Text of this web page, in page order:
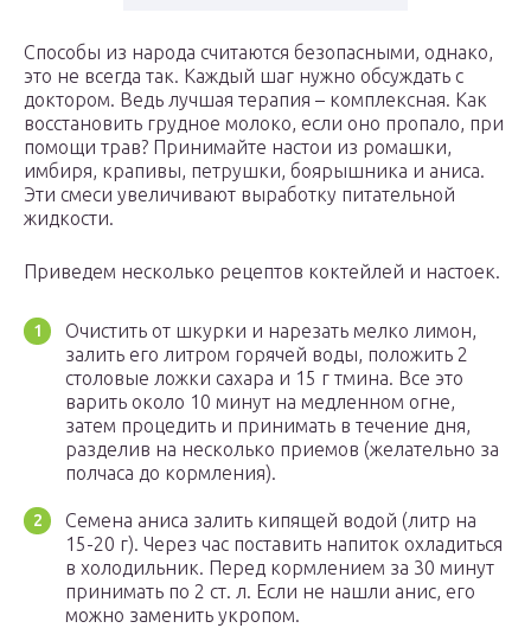
Способы из народа считаются безопасными, однако,
это не всегда так. Каждый шаг нужно обсуждать с
доктором. Ведь лучшая терапия – комплексная. Как
восстановить грудное молоко, если оно пропало, при
помощи трав? Принимайте настои из ромашки,
имбиря, крапивы, петрушки, боярышника и аниса.
Эти смеси увеличивают выработку питательной
жидкости.
Приведем несколько рецептов коктейлей и настоек.
Очистить от шкурки и нарезать мелко лимон,
залить его литром горячей воды, положить 2
столовые ложки сахара и 15 г тмина. Все это
варить около 10 минут на медленном огне,
затем процедить и принимать в течение дня,
разделив на несколько приемов (желательно за
полчаса до кормления).
Семена аниса залить кипящей водой (литр на
15-20 г). Через час поставить напиток охладиться
в холодильник. Перед кормлением за 30 минут
принимать по 2 ст. л. Если не нашли анис, его
можно заменить укропом.